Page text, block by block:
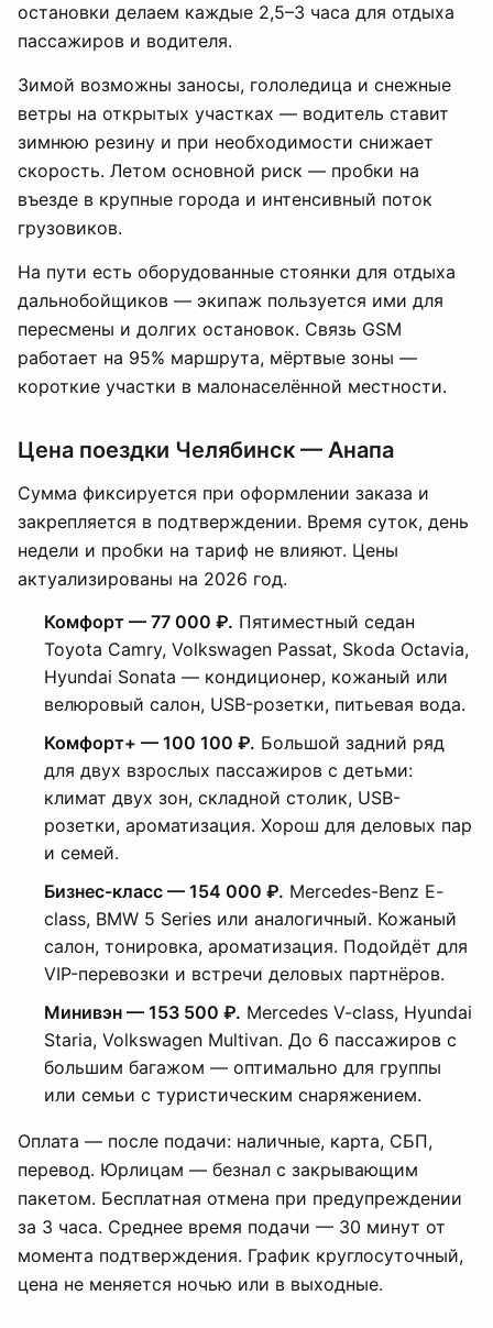
остановки делаем каждые 2,5–3 часа для отдыха
пассажиров и водителя.
Зимой возможны заносы, гололедица и снежные
ветры на открытых участках — водитель ставит
зимнюю резину и при необходимости снижает
скорость. Летом основной риск — пробки на
въезде в крупные города и интенсивный поток
грузовиков.
На пути есть оборудованные стоянки для отдыха
дальнобойщиков — экипаж пользуется ими для
пересмены и долгих остановок. Связь GSM
работает на 95% маршрута, мёртвые зоны —
короткие участки в малонаселённой местности.
Цена поездки Челябинск — Анапа
Сумма фиксируется при оформлении заказа и
закрепляется в подтверждении. Время суток, день
недели и пробки на тариф не влияют. Цены
актуализированы на 2026 год.
Комфорт — 77 000 ₽. Пятиместный седан
Toyota Camry, Volkswagen Passat, Skoda Octavia,
Hyundai Sonata — кондиционер, кожаный или
велюровый салон, USB-розетки, питьевая вода.
Комфорт+ — 100 100 ₽. Большой задний ряд
для двух взрослых пассажиров с детьми:
климат двух зон, складной столик, USB-
розетки, ароматизация. Хорош для деловых пар
и семей.
Бизнес-класс — 154 000 ₽. Mercedes-Benz E-
class, BMW 5 Series или аналогичный. Кожаный
салон, тонировка, ароматизация. Подойдёт для
VIP-перевозки и встречи деловых партнёров.
Минивэн — 153 500 ₽. Mercedes V-class, Hyundai
Staria, Volkswagen Multivan. До 6 пассажиров с
большим багажом — оптимально для группы
или семьи с туристическим снаряжением.
Оплата — после подачи: наличные, карта, СБП,
перевод. Юрлицам — безнал с закрывающим
пакетом. Бесплатная отмена при предупреждении
за 3 часа. Среднее время подачи — 30 минут от
момента подтверждения. График круглосуточный,
цена не меняется ночью или в выходные.